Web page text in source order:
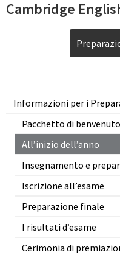
Informazioni per i
Pacchetto di benvenuto
All’inizio dell’anno
Insegnamento e
Iscrizione all’esame
Preparazione finale
I risultati d’esame
Cerimonia di
Cambridge